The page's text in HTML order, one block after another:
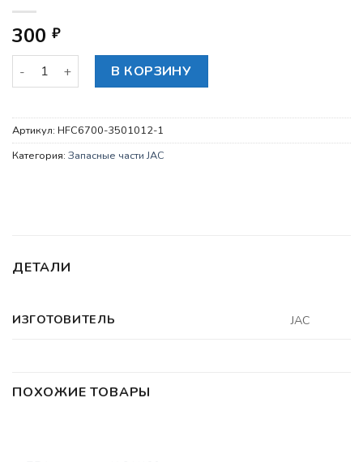
300 ₽
Количество товара Пружина стяжная задних тормозных
В КОРЗИНУ
Артикул: HFC6700-3501012-1
Категория: Запасные части JAC
ДЕТАЛИ
ИЗГОТОВИТЕЛЬ JAC
ПОХОЖИЕ ТОВАРЫ